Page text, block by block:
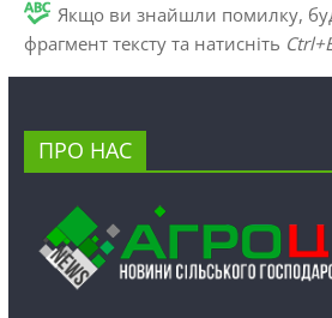
Якщо ви знайшли помилку,
фрагмент тексту та натисніть
ПРО НАС